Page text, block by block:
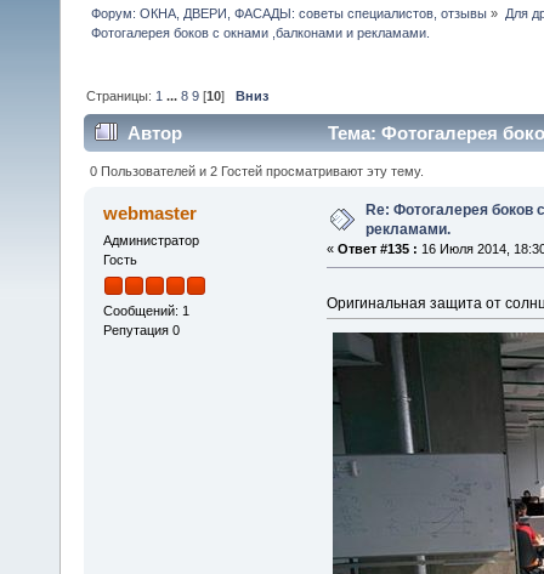
Форум: ОКНА, ДВЕРИ, ФАСАДЫ: советы специалистов, отзывы » Для
Фотогалерея боков с окнами ,балконами и рекламами.
Страницы: 1 ...8 9 [10]Вниз
Автор Тема: Фотогалерея
0 Пользователей и 2 Гостей просматривают эту тему.
webmaster
Администратор
Гость
Сообщений: 1
Репутация 0
Re: Фотогалерея боков
рекламами.
« Ответ #135 : 16 Июля 2014,
Оригинальная защита от